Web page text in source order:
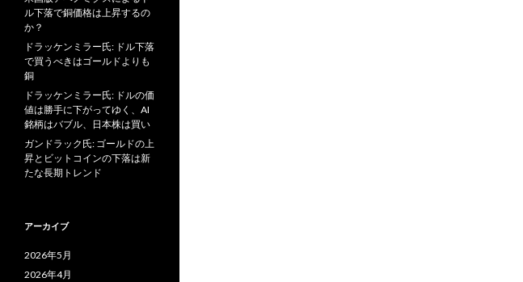
ル下落で銅価格は上昇するの
か？
ドラッケンミラー氏: ドル下落
で買うべきはゴールドよりも
銅
ドラッケンミラー氏: ドルの価
値は勝手に下がってゆく、AI
銘柄はバブル、日本株は買い
ガンドラック氏: ゴールドの上
昇とビットコインの下落は新
たな長期トレンド
アーカイブ
2026年5月
2026年4月